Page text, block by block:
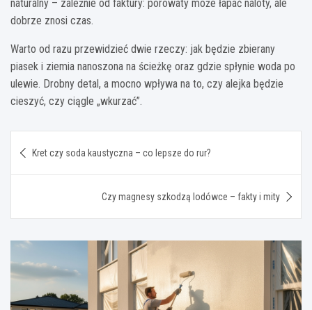
naturalny – zależnie od faktury: porowaty może łapać naloty, ale
dobrze znosi czas.
Warto od razu przewidzieć dwie rzeczy: jak będzie zbierany
piasek i ziemia nanoszona na ścieżkę oraz gdzie spłynie woda po
ulewie. Drobny detal, a mocno wpływa na to, czy alejka będzie
cieszyć, czy ciągle „wkurzać”.
wpisu
Kret czy soda kaustyczna – co lepsze do rur?
Czy magnesy szkodzą lodówce – fakty i mity